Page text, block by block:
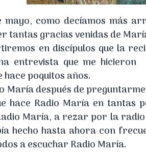
mayo, como decíamos más
tantas gracias venidas de
en discípulos que la
entrevista que me hicieron
poquitos años.
María después de
hace Radio María en tantas
María, a rezar por la
hecho hasta ahora con
a escuchar Radio María.